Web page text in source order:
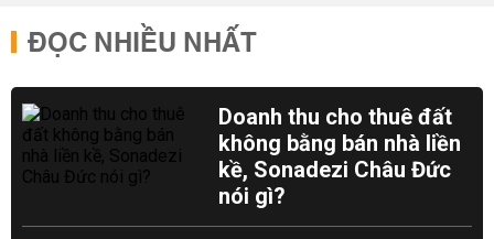
ĐỌC NHIỀU NHẤT
Doanh thu cho thuê đất
không bằng bán nhà liền
kề, Sonadezi Châu Đức
nói gì?